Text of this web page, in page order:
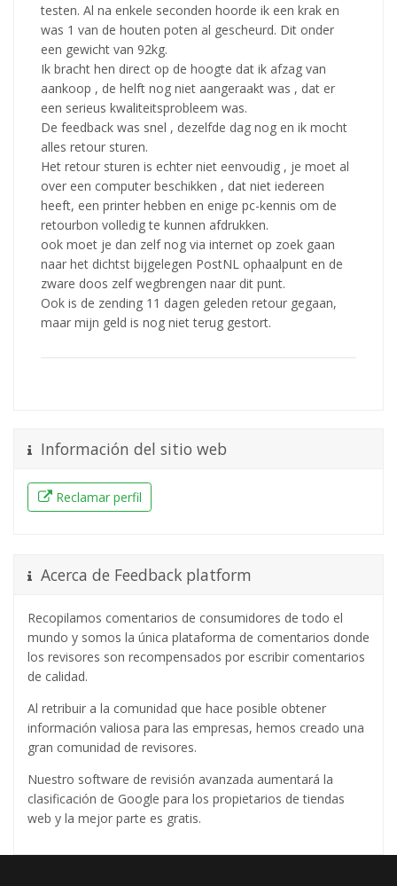
testen. Al na enkele seconden hoorde ik een krak en
was 1 van de houten poten al gescheurd. Dit onder
een gewicht van 92kg.
Ik bracht hen direct op de hoogte dat ik afzag van
aankoop , de helft nog niet aangeraakt was , dat er
een serieus kwaliteitsprobleem was.
De feedback was snel , dezelfde dag nog en ik mocht
alles retour sturen.
Het retour sturen is echter niet eenvoudig , je moet al
over een computer beschikken , dat niet iedereen
heeft, een printer hebben en enige pc-kennis om de
retourbon volledig te kunnen afdrukken.
ook moet je dan zelf nog via internet op zoek gaan
naar het dichtst bijgelegen PostNL ophaalpunt en de
zware doos zelf wegbrengen naar dit punt.
Ook is de zending 11 dagen geleden retour gegaan,
maar mijn geld is nog niet terug gestort.
Información del sitio web
Reclamar perfil
Acerca de Feedback platform
Recopilamos comentarios de consumidores de todo el
mundo y somos la única plataforma de comentarios donde
los revisores son recompensados ​​por escribir comentarios
de calidad.
Al retribuir a la comunidad que hace posible obtener
información valiosa para las empresas, hemos creado una
gran comunidad de revisores.
Nuestro software de revisión avanzada aumentará la
clasificación de Google para los propietarios de tiendas
web y la mejor parte es gratis.